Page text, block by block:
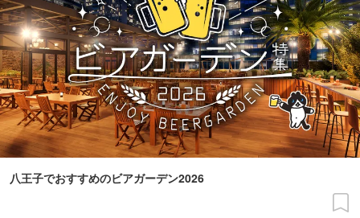
八王子でおすすめのビアガーデン2026